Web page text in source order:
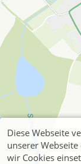
Diese Webseite
unserer
wir Cookies